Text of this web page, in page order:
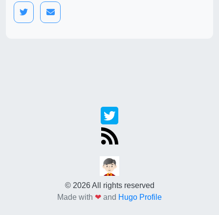
© 2026 All rights reserved
Made with ❤ and Hugo Profile